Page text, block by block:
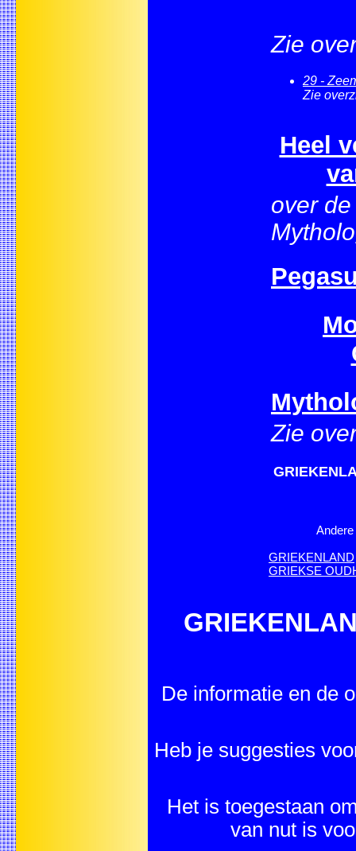
Zie
29 -
Zie
Heel
over
Zie
GRIEKENLAND
GRIEKSE
De informatie en de
Heb je suggesties
Het is toegestaan
van nut is